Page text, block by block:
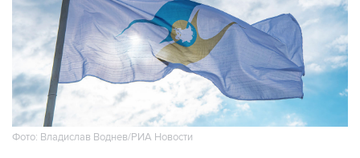
Фото: Владислав Воднев/РИА Новости